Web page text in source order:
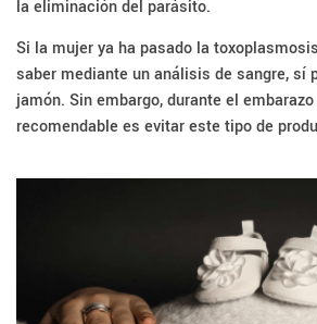
la eliminación del parásito.
Si la mujer ya ha pasado la
saber mediante un análisis de sangre, sí
jamón. Sin embargo, durante el
recomendable es evitar este tipo de